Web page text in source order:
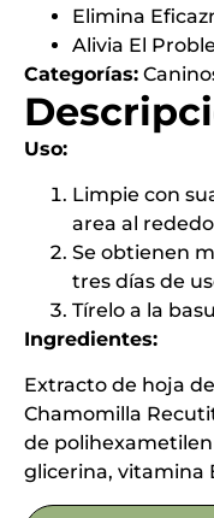
Elimina
Alivia El
Categorías:
Uso:
Limpie con
area al
Se obtienen
tres días de
Tírelo a la
Ingredientes:
Extracto de hoja
Chamomilla
de
glicerina, vitamina